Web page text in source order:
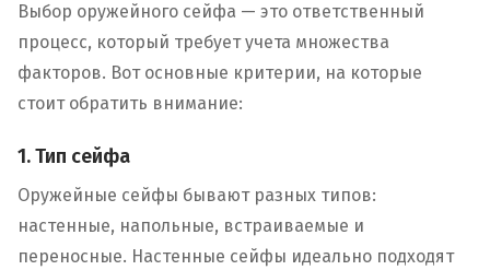
Выбор оружейного сейфа — это ответственный
процесс, который требует учета множества
факторов. Вот основные критерии, на которые
стоит обратить внимание:
1. Тип сейфа
Оружейные сейфы бывают разных типов:
настенные, напольные, встраиваемые и
переносные. Настенные сейфы идеально подходят